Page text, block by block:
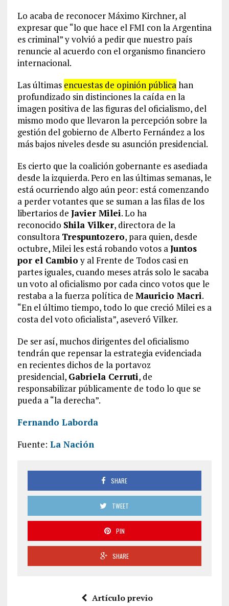
Lo acaba de reconocer Máximo Kirchner, al
expresar que “lo que hace el FMI con la Argentina
es criminal” y volvió a pedir que nuestro país
renuncie al acuerdo con el organismo financiero
internacional.
Las últimas encuestas de opinión públicahan
profundizado sin distinciones la caída en la
imagen positiva de las figuras del oficialismo, del
mismo modo que llevaron la percepción sobre la
gestión del gobierno de Alberto Fernández a los
más bajos niveles desde su asunción presidencial.
Es cierto que la coalición gobernante es asediada
desde la izquierda. Pero en las últimas semanas, le
está ocurriendo algo aún peor: está comenzando
a perder votantes que se suman a las filas de los
libertarios de Javier Milei. Lo ha
reconocido Shila Vilker, directora de la
consultora Trespuntozero, para quien, desde
octubre, Milei les está robando votos aJuntos
por el Cambioy al Frente de Todos casi en
partes iguales, cuando meses atrás solo le sacaba
un voto al oficialismo por cada cinco votos que le
restaba a la fuerza política de Mauricio Macri.
“En el último tiempo, todo lo que creció Milei es a
costa del voto oficialista”, aseveró Vilker.
De ser así, muchos dirigentes del oficialismo
tendrán que repensar la estrategia evidenciada
en recientes dichos de la portavoz
presidencial, Gabriela Cerruti, de
responsabilizar públicamente de todo lo que se
pueda a “la derecha”.
Fernando Laborda
Fuente: La Nación
SHARE
TWEET
PIN
SHARE
Artículo previo